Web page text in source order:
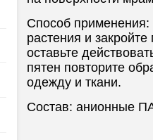
Способ применения:
растения и
оставьте
пятен повторите
одежду и ткани.
Состав: анионные